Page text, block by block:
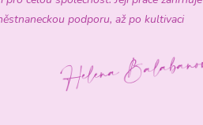
podporu, až po kultivaci